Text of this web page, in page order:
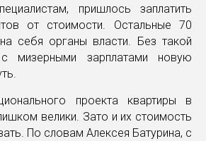
пришлось заплатить
от стоимости. Остальные 70
себя органы власти. Без такой
мизерными зарплатами новую
проекта квартиры в
велики. Зато и их стоимость
По словам Алексея Батурина, с